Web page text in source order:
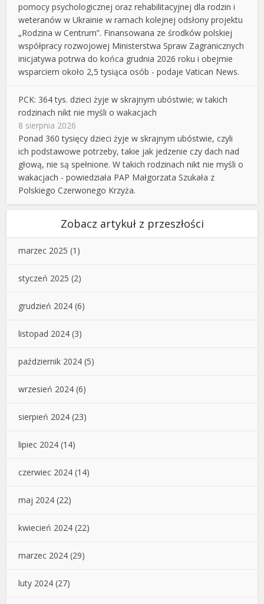
pomocy psychologicznej oraz rehabilitacyjnej dla rodzin i
weteranów w Ukrainie w ramach kolejnej odsłony projektu
„Rodzina w Centrum”. Finansowana ze środków polskiej
współpracy rozwojowej Ministerstwa Spraw Zagranicznych
inicjatywa potrwa do końca grudnia 2026 roku i obejmie
wsparciem około 2,5 tysiąca osób - podaje Vatican News.
PCK: 364 tys. dzieci żyje w skrajnym ubóstwie; w takich
rodzinach nikt nie myśli o wakacjach
8 sierpnia 2026
Ponad 360 tysięcy dzieci żyje w skrajnym ubóstwie, czyli
ich podstawowe potrzeby, takie jak jedzenie czy dach nad
głową, nie są spełnione. W takich rodzinach nikt nie myśli o
wakacjach - powiedziała PAP Małgorzata Szukała z
Polskiego Czerwonego Krzyża.
Zobacz artykuł z przeszłości
marzec 2025 (1)
styczeń 2025 (2)
grudzień 2024 (6)
listopad 2024 (3)
październik 2024 (5)
wrzesień 2024 (6)
sierpień 2024 (23)
lipiec 2024 (14)
czerwiec 2024 (14)
maj 2024 (22)
kwiecień 2024 (22)
marzec 2024 (29)
luty 2024 (27)